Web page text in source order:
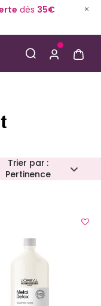
dès 35€
Trier par :
Pertinence